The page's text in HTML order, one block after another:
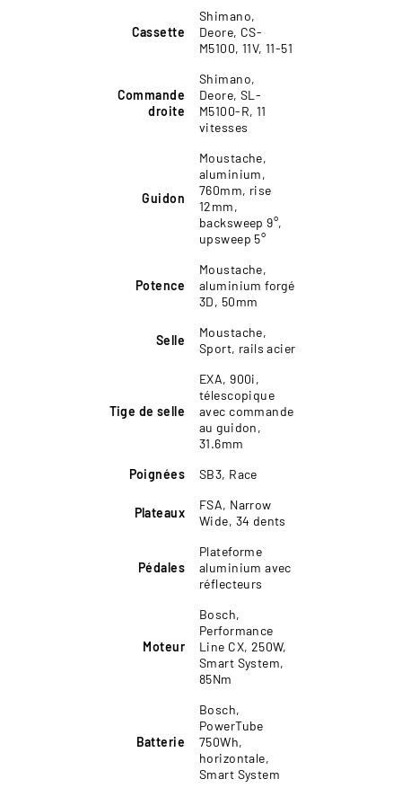
Cassette
Shimano,
Deore, CS-
M5100, 11V, 11-51
Commande
droite
Shimano,
Deore, SL-
M5100-R, 11
vitesses
Guidon
Moustache,
aluminium,
760mm, rise
12mm,
backsweep 9°,
upsweep 5°
Potence
Moustache,
aluminium forgé
3D, 50mm
Selle
Moustache,
Sport, rails acier
Tige de selle
EXA, 900i,
télescopique
avec commande
au guidon,
31.6mm
Poignées
SB3, Race
Plateaux
FSA, Narrow
Wide, 34 dents
Pédales
Plateforme
aluminium avec
réflecteurs
Moteur
Bosch,
Performance
Line CX, 250W,
Smart System,
85Nm
Batterie
Bosch,
PowerTube
750Wh,
horizontale,
Smart System